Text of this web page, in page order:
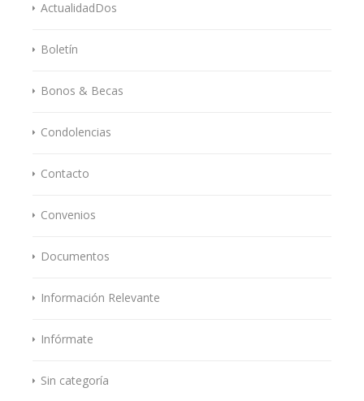
ActualidadDos
Boletín
Bonos & Becas
Condolencias
Contacto
Convenios
Documentos
Información Relevante
Infórmate
Sin categoría